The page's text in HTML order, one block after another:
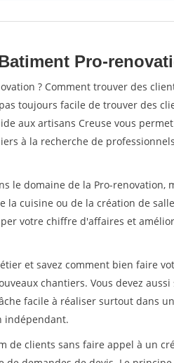
Pro-
? Comment trouver des
toujours facile de trouver des
aux artisans Creuse vous
à la recherche de
le domaine de la Pro-renovation,
la cuisine ou de la création de
votre chiffre d'affaires et
et savez comment bien faire
chantiers. Vous devez
facile à réaliser surtout dans
indépendant.
de clients sans faire appel à un